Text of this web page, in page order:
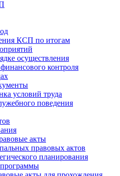
КСП по итогам
осуществления
контроля
условий труда
поведения
акты
правовых актов
планирования